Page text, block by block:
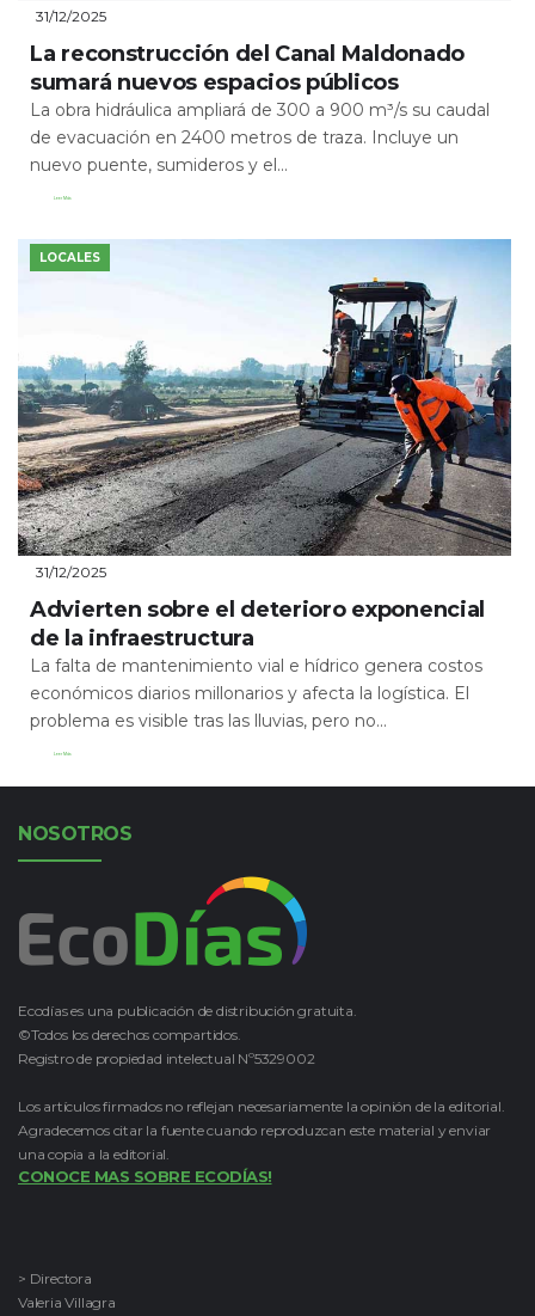
31/12/2025
La reconstrucción del Canal Maldonado
sumará nuevos espacios públicos
La obra hidráulica ampliará de 300 a 900 m³/s su caudal
de evacuación en 2400 metros de traza. Incluye un
nuevo puente, sumideros y el...
Leer Más
LOCALES
31/12/2025
Advierten sobre el deterioro exponencial
de la infraestructura
La falta de mantenimiento vial e hídrico genera costos
económicos diarios millonarios y afecta la logística. El
problema es visible tras las lluvias, pero no...
Leer Más
NOSOTROS
Ecodías es una publicación de distribución gratuita.
©Todos los derechos compartidos.
Registro de propiedad intelectual Nº5329002
Los artículos firmados no reflejan necesariamente la opinión de la editorial.
Agradecemos citar la fuente cuando reproduzcan este material y enviar
una copia a la editorial.
CONOCE MAS SOBRE ECODÍAS!
> Directora
Valeria Villagra